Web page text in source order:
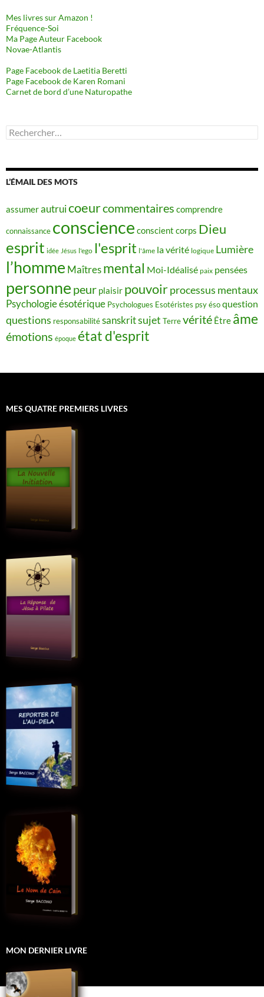
Mes livres sur Amazon !
Fréquence-Soi
Ma Page Auteur Facebook
Novae-Atlantis
Page Facebook de Laetitia Beretti
Page Facebook de Karen Romani
Carnet de bord d’une Naturopathe
Rechercher :
L’ÉMAIL DES MOTS
assumerautruicoeurcommentaires comprendre
connaissance conscience conscient corps Dieu
esprit idée Jésus l'ego l'esprit l'âme la vérité logique Lumière
l’homme Maîtres mental Moi-Idéalisé paix pensées
personne peur plaisir pouvoirprocessus mentaux
Psychologie ésotérique Psychologues Esotéristes psy ésoquestion
questions responsabilitésanskritsujet Terrevérité Être âme
émotions époque état d'esprit
MES QUATRE PREMIERS LIVRES
MON DERNIER LIVRE